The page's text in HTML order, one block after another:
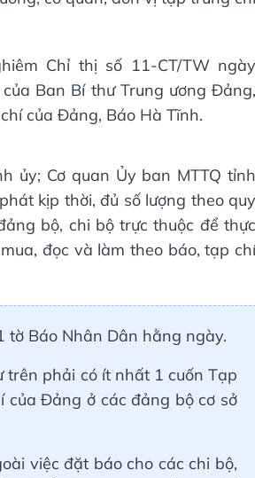
Chỉ thị số 11-CT/TW ngày
Ban Bí thư Trung ương Đảng,
của Đảng, Báo Hà Tĩnh.
ủy; Cơ quan Ủy ban MTTQ tỉnh
kịp thời, đủ số lượng theo quy
bộ, chi bộ trực thuộc để thực
đọc và làm theo báo, tạp chí
tờ Báo Nhân Dân hằng ngày.
trên phải có ít nhất 1 cuốn Tạp
của Đảng ở các đảng bộ cơ sở
việc đặt báo cho các chi bộ,